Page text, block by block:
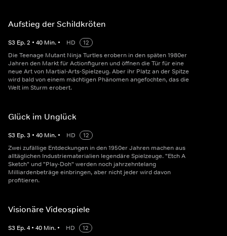
Aufstieg der Schildkröten
S3 Ep.2 • 40 Min. • HD
12
Die Teenage Mutant Ninja Turtles erobern in den späten 1980er
Jahren den Markt für Actionfiguren und öffnen die Tür für eine
neue Art von Martial-Arts-Spielzeug. Aber ihr Platz an der Spitze
wird bald von einem mächtigen Phänomen angefochten, das die
Welt im Sturm erobert.
Glück im Unglück
S3 Ep.3 • 40 Min. • HD
12
Zwei zufällige Entdeckungen in den 1950er Jahren machen aus
alltäglichen Industriematerialien legendäre Spielzeuge. "Etch A
Sketch" und "Play-Doh" werden noch jahrzehntelang
Milliardenbeträge einbringen, aber nicht jeder wird davon
profitieren.
Visionäre Videospiele
S3 Ep.4 • 40 Min. • HD
12